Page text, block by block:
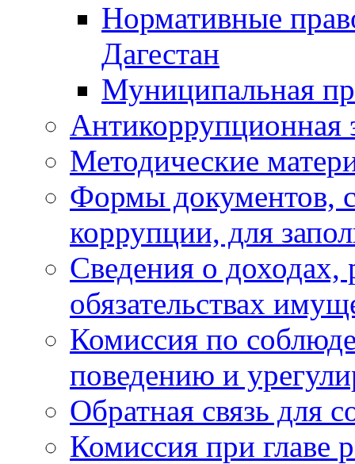
Нормативные
Дагестан
Муниципальная
Антикоррупционная
Методические
Формы документов,
коррупции, для
Сведения о доходах,
обязательствах
Комиссия по
поведению и
Обратная связь для
Комиссия при главе